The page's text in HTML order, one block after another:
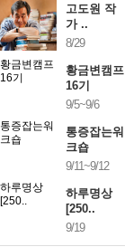
고도원 작
가 ..
8/29
황금변캠프
16기
9/5~9/6
통증잡는워
크숍
9/11~9/12
하루명상
[250..
9/19